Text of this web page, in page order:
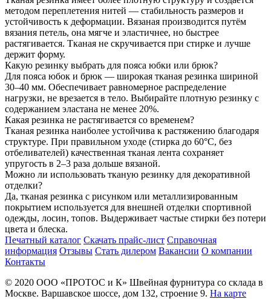
методом переплетения нитей — стабильность размеров и
устойчивость к деформации. Вязаная производится путём
вязания петель, она мягче и эластичнее, но быстрее
растягивается. Тканая не скручивается при стирке и лучше
держит форму.
Какую резинку выбрать для пояса юбки или брюк?
Для пояса юбок и брюк — широкая тканая резинка шириной
30–40 мм. Обеспечивает равномерное распределение
нагрузки, не врезается в тело. Выбирайте плотную резинку с
содержанием эластана не менее 20%.
Какая резинка не растягивается со временем?
Тканая резинка наиболее устойчива к растяжению благодаря
структуре. При правильном уходе (стирка до 60°C, без
отбеливателей) качественная тканая лента сохраняет
упругость в 2–3 раза дольше вязаной.
Можно ли использовать тканую резинку для декоративной
отделки?
Да, тканая резинка с рисунком или металлизированным
покрытием используется для внешней отделки спортивной
одежды, лосин, топов. Выдерживает частые стирки без потери
цвета и блеска.
Печатный каталог Скачать прайс-лист Справочная
информация Отзывы Стать дилером Вакансии О компании
Контакты
© 2020 ООО «ПРОТОС и К» Швейная фурнитура со склада в
Москве. Варшавское шоссе, дом 132, строение 9. На карте